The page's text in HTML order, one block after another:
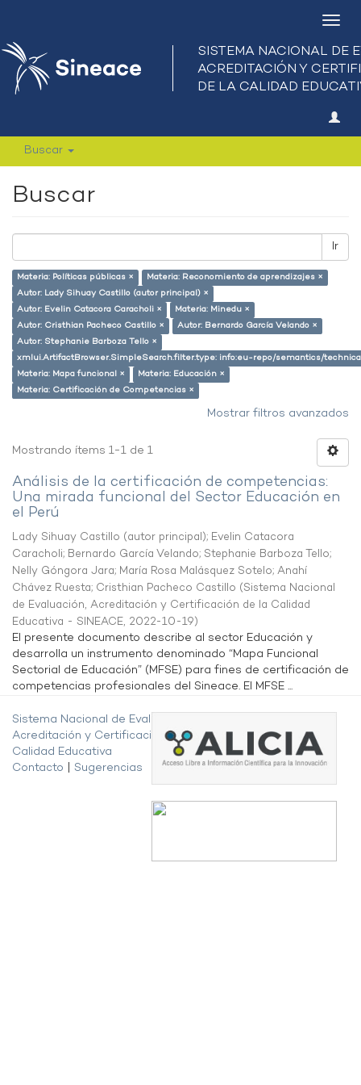
Buscar
Buscar
Ir
Materia: Políticas públicas ×
Materia: Reconomiento de aprendizajes ×
Autor: Lady Sihuay Castillo (autor principal) ×
Autor: Evelin Catacora Caracholi ×
Materia: Minedu ×
Autor: Cristhian Pacheco Castillo ×
Autor: Bernardo García Velando ×
Autor: Stephanie Barboza Tello ×
xmlui.ArtifactBrowser.SimpleSearch.filter.type: info:eu-repo/semantics/
Materia: Mapa funcional ×
Materia: Educación ×
Materia: Certificación de Competencias ×
Mostrar filtros avanzados
Mostrando ítems 1-1 de 1
Análisis de la certificación de competencias:
Una mirada funcional del Sector Educación en
el Perú
Lady Sihuay Castillo (autor principal); Evelin Catacora
Caracholi; Bernardo García Velando; Stephanie Barboza Tello;
Nelly Góngora Jara; María Rosa Malásquez Sotelo; Anahí
Chávez Ruesta; Cristhian Pacheco Castillo (Sistema Nacional
de Evaluación, Acreditación y Certificación de la Calidad
Educativa - SINEACE, 2022-10-19)
El presente documento describe al sector Educación y
desarrolla un instrumento denominado “Mapa Funcional
Sectorial de Educación” (MFSE) para fines de certificación de
competencias profesionales del Sineace. El MFSE ...
Sistema Nacional de Evaluación,
Acreditación y Certificación de la
Calidad Educativa
Contacto
Sugerencias